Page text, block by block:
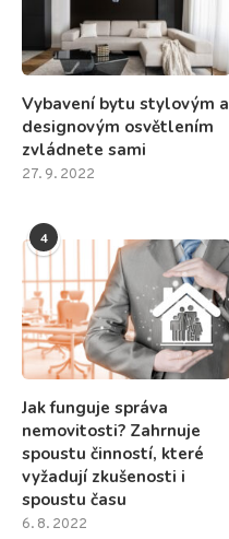
Vybavení bytu stylovým a
designovým osvětlením
zvládnete sami
27. 9. 2022
4
Jak funguje správa
nemovitosti? Zahrnuje
spoustu činností, které
vyžadují zkušenosti i
spoustu času
6. 8. 2022